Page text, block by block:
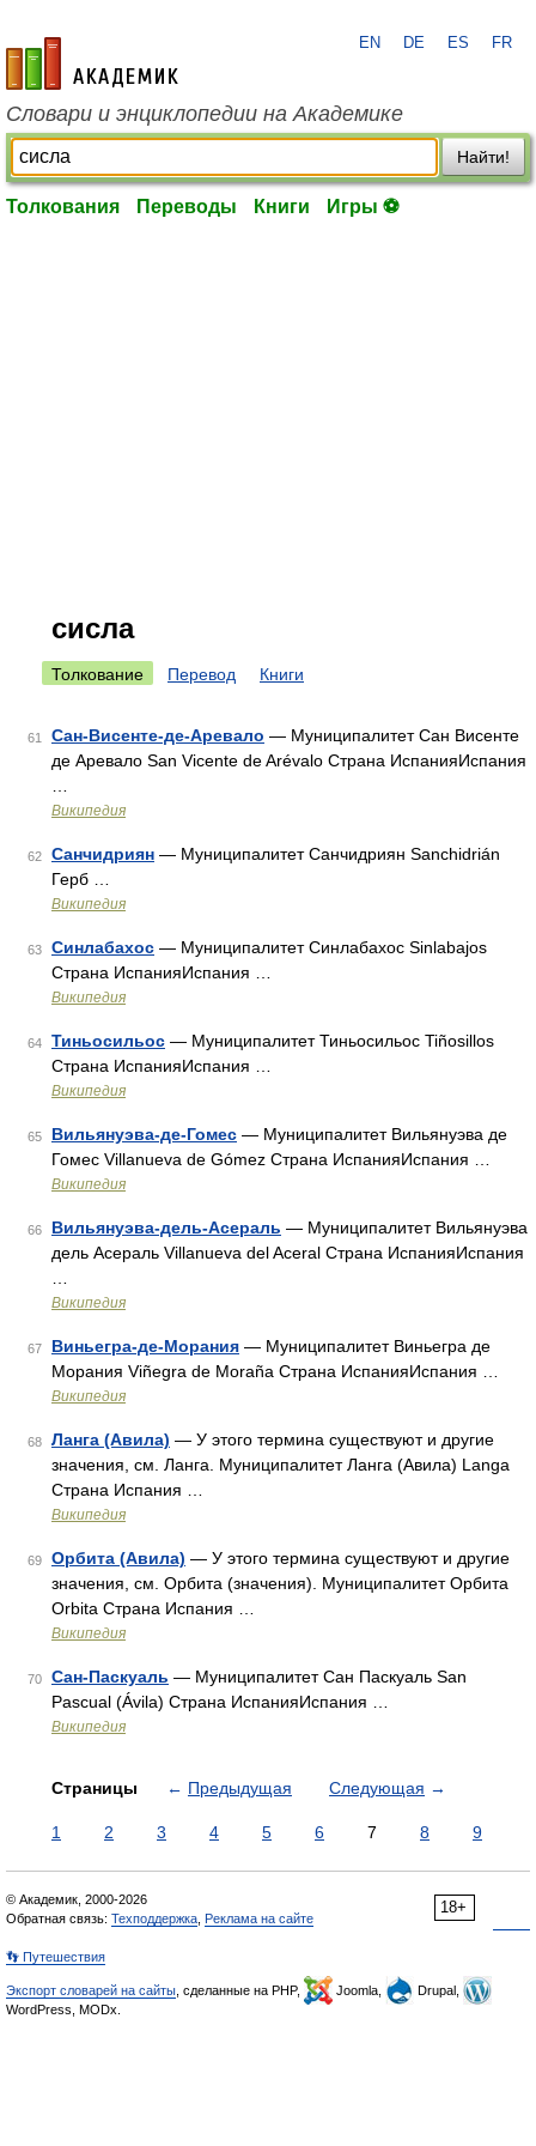
academic.ru
EN DE ES FR
Словари и энциклопедии на Академике
Найти!
Толкования Переводы Книги Игры ⚽
сисла
Толкование Перевод Книги
61 Сан-Висенте-де-Аревало — Муниципалитет Сан Висенте
де Аревало San Vicente de Arévalo Страна ИспанияИспания
Википедия
62 Санчидриян — Муниципалитет Санчидриян Sanchidrián
Герб …
Википедия
63 Синлабахос — Муниципалитет Синлабахос Sinlabajos
Страна ИспанияИспания …
Википедия
64 Тиньосильос — Муниципалитет Тиньосильос Tiñosillos
Страна ИспанияИспания …
Википедия
65 Вильянуэва-де-Гомес — Муниципалитет Вильянуэва де
Гомес Villanueva de Gómez Страна ИспанияИспания …
Википедия
66 Вильянуэва-дель-Асераль — Муниципалитет Вильянуэва
дель Асераль Villanueva del Aceral Страна ИспанияИспания
Википедия
67 Виньегра-де-Морания — Муниципалитет Виньегра де
Морания Viñegra de Moraña Страна ИспанияИспания …
Википедия
68 Ланга (Авила) — У этого термина существуют и другие
значения, см. Ланга. Муниципалитет Ланга (Авила) Langa
Страна Испания …
Википедия
69 Орбита (Авила) — У этого термина существуют и другие
значения, см. Орбита (значения). Муниципалитет Орбита
Orbita Страна Испания …
Википедия
70 Сан-Паскуаль — Муниципалитет Сан Паскуаль San
Pascual (Ávila) Страна ИспанияИспания …
Википедия
Страницы ← Предыдущая Следующая →
1 2 3 4 5 6 7 8 9
18+
© Академик, 2000-2026
Обратная связь: Техподдержка Реклама на сайте
👣 Путешествия
Экспорт словарей на сайты , сделанные на PHP, Joomla,
Drupal,
WordPress, MODx.